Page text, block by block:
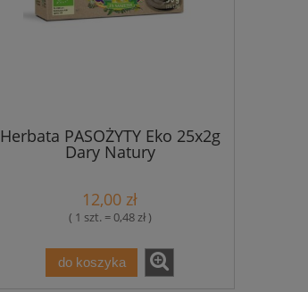
Herbata PASOŻYTY Eko 25x2g
Dary Natury
12,00 zł
( 1 szt. = 0,48 zł )
do koszyka